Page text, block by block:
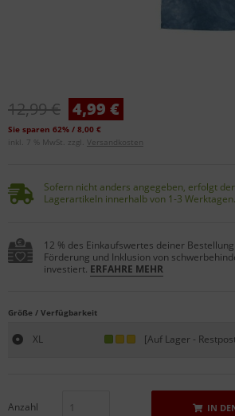
12,99 € 4,99 €
Sie sparen 62% / 8,00 €
inkl. 7 % MwSt. zzgl. Versandkosten
Sofern nicht anders angegeben, erfolgt
Lagerartikeln innerhalb von 1-3 Werktagen.
12 % des Einkaufswertes deiner
Förderung und Inklusion von
investiert. ERFAHRE MEHR
Größe / Verfügbarkeit
XL [Auf Lager -
Anzahl IN